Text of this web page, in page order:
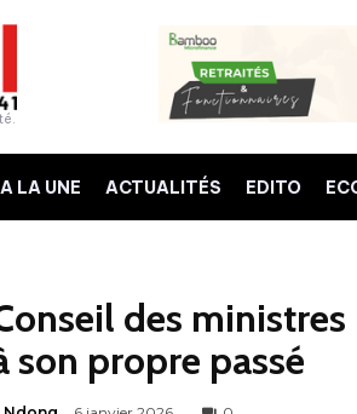
A LA UNE ACTUALITÉS EDITO
des
son propre passé